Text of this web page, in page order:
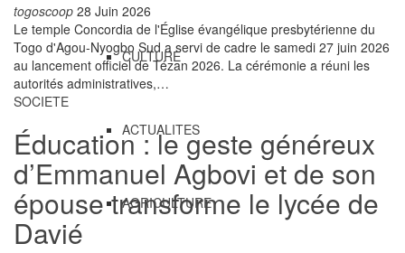
CULTURE
ACTUALITES
AGRICULTURE
togoscoop 28 Juin 2026
Le temple Concordia de l'Église évangélique presbytérienne du
Togo d'Agou-Nyogbo Sud a servi de cadre le samedi 27 juin 2026
au lancement officiel de Tézan 2026. La cérémonie a réuni les
autorités administratives,…
SOCIETE
Éducation : le geste généreux
d’Emmanuel Agbovi et de son
épouse transforme le lycée de
Davié